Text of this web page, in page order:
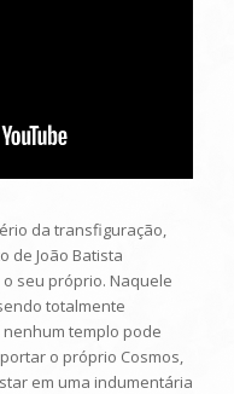
da transfiguração,
de João Batista
seu próprio. Naquele
totalmente
nenhum templo pode
o próprio Cosmos,
em uma indumentária